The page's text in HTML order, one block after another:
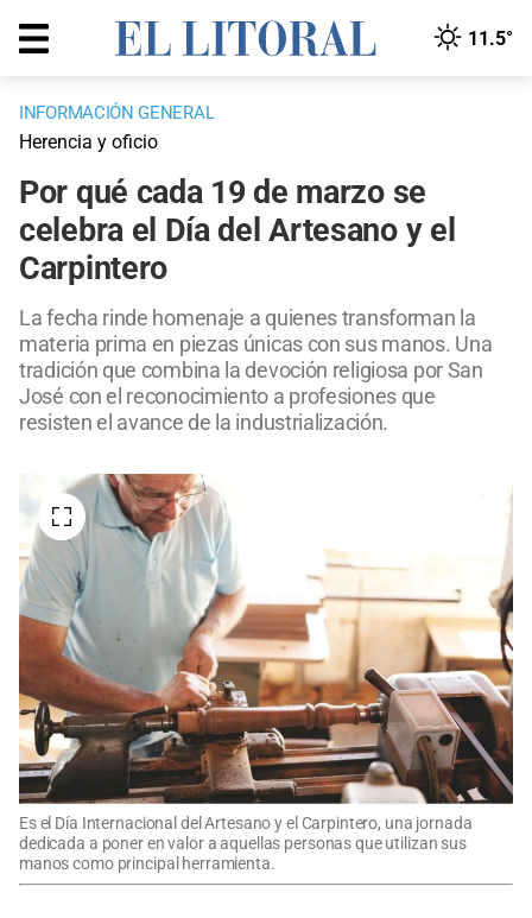
11.5°
INFORMACIÓN GENERAL
Herencia y oficio
Por qué cada 19 de marzo se
celebra el Día del Artesano y el
Carpintero
La fecha rinde homenaje a quienes transforman la
materia prima en piezas únicas con sus manos. Una
tradición que combina la devoción religiosa por San
José con el reconocimiento a profesiones que
resisten el avance de la industrialización.
Es el Día Internacional del Artesano y el Carpintero, una jornada
dedicada a poner en valor a aquellas personas que utilizan sus
manos como principal herramienta.